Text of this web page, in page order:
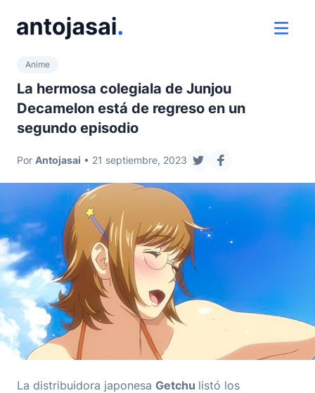
ver
Anime
La hermosa colegiala de Junjou
Decamelon está de regreso en un
segundo episodio
Por Antojasai • 21 septiembre, 2023
compartir en twitter
compartir en
La distribuidora japonesa Getchu listó los